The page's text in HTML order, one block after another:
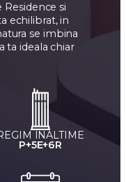
si
echilibrat, in
se imbina
ta ideala chiar
INALTIME
P+5E+6R